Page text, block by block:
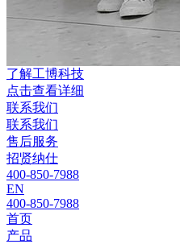
了解工博科技
点击查看详细
联系我们
联系我们
售后服务
招贤纳仕
400-850-7988
EN
400-850-7988
首页
产品